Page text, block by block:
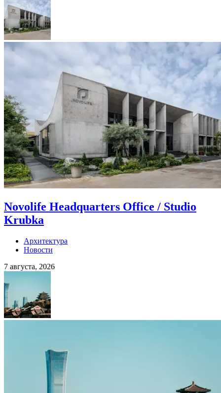
Novolife Headquarters Office / Studio
Krubka
Архитектура
Новости
7 августа, 2026